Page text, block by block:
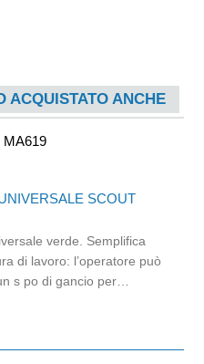
ACQUISTATO ANCHE
MA619
SCOUT
verde. Semplifica
di lavoro: l’operatore può
s po di gancio per